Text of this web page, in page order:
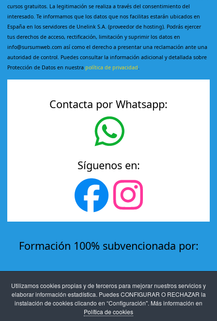
Utilizamos cookies propias y de terceros para mejorar nuestros servicios y
elaborar información estadística. Puedes CONFIGURAR O RECHAZAR la
instalación de cookies clicando en “Configuración". Más información en
Política de cookies
cursos gratuitos. La legitimación se realiza a través del consentimiento del
interesado. Te informamos que los datos que nos facilitas estarán ubicados en
España en los servidores de Unelink S.A. (proveedor de hosting). Podrás ejercer
tus derechos de acceso, rectificación, limitación y suprimir los datos en
info@sursumweb.com así como el derecho a presentar una reclamación ante una
autoridad de control. Puedes consultar la información adicional y detallada sobre
Protección de Datos en nuestra política de privacidad.
Contacta por Whatsapp:
Síguenos en:
Formación 100% subvencionada por: